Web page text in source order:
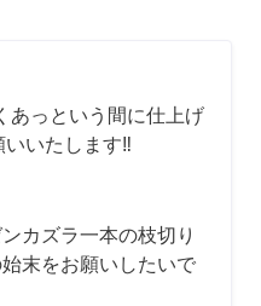
あっという間に仕上げ
いたします‼️
ンカズラ一本の枝切り
末をお願いしたいで